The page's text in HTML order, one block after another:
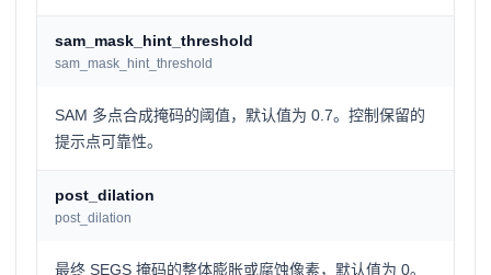
sam_mask_hint_threshold
sam_mask_hint_threshold
SAM 多点合成掩码的阈值，默认值为 0.7。控制保留的
提示点可靠性。
post_dilation
post_dilation
最终 SEGS 掩码的整体膨胀或腐蚀像素，默认值为 0。